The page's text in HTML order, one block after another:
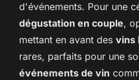
d'événements. Pour une
dégustation en couple,
mettant en avant des vins
rares, parfaits pour une
événements de vin